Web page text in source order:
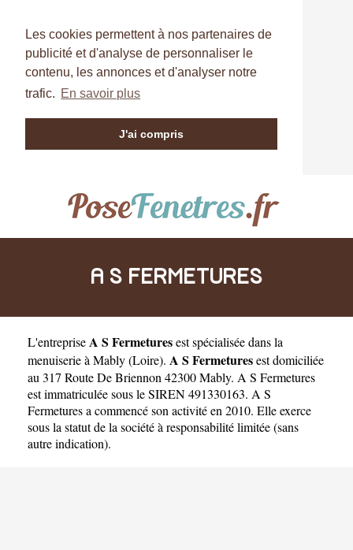
Les cookies permettent à nos partenaires de
publicité et d'analyse de personnaliser le
contenu, les annonces et d'analyser notre
trafic. En savoir plus
J'ai compris
A S FERMETURES
L'entrepriseA S Fermeturesestspécialisée dans la
menuiserie à Mably(Loire). A S Fermeturesest domiciliée
au 317 Route De Briennon 42300 Mably. A S Fermetures
est immatriculée sous le SIREN 491330163. A S
Fermetures a commencé son activité en 2010. Elle exerce
sous la statut de la société à responsabilité limitée (sans
autre indication).